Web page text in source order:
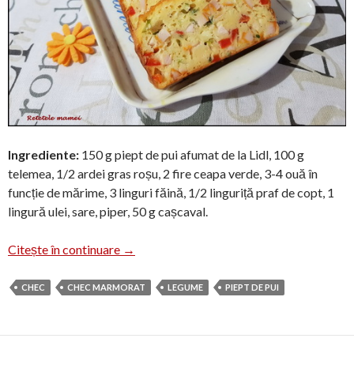
Ingrediente: 150 g piept de pui afumat de la Lidl, 100 g
telemea, 1/2 ardei gras roșu, 2 fire ceapa verde, 3-4 ouă în
funcție de mărime, 3 linguri făină, 1/2 linguriță praf de copt, 1
lingură ulei, sare, piper, 50 g cașcaval.
Citește în continuare Chec aperitiv cu piept de pui afumat
→
CHEC CHEC MARMORAT LEGUME PIEPT DE PUI